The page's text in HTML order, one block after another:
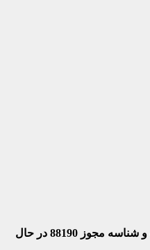
و شناسه مجوز 88190 در حال